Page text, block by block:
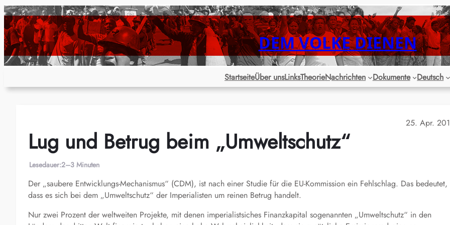
Zum
Inhalt
springen
DEM VOLKE DIENEN
StartseiteÜber unsLinksTheorieNachrichten Dokumente Deutsch
25. Apr.
Lug und Betrug beim „Umweltschutz“
Lesedauer:2–3 Minuten
Der „saubere Entwicklungs-Mechanismus“ (CDM), ist nach einer Studie für die EU-Kommission ein Fehlschlag. Das bedeutet,
dass es sich bei dem „Umweltschutz“ der Imperialisten um reinen Betrug handelt.
Nur zwei Prozent der weltweiten Projekte, mit denen imperialistsiches Finanzkapital sogenannten „Umweltschutz“ in den